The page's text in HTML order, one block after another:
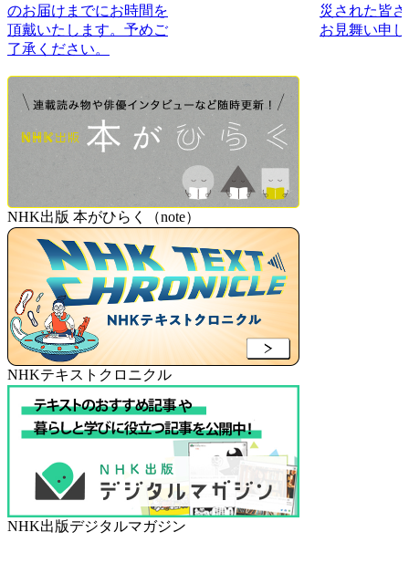
のお届けまでにお時間を
頂戴いたします。予めご
了承ください。
災された皆
お見舞い申
NHK出版 本がひらく（note）
NHKテキストクロニクル
NHK出版デジタルマガジン